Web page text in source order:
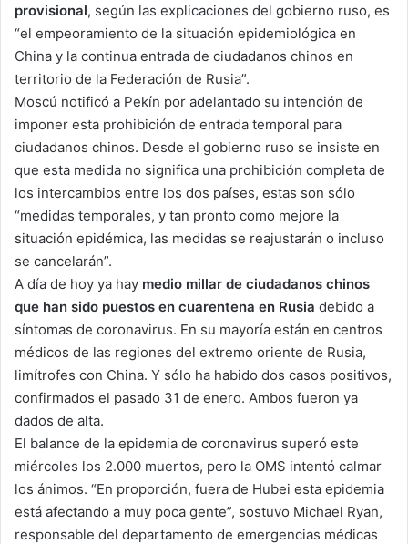
provisional, según las explicaciones del gobierno ruso, es
“el empeoramiento de la situación epidemiológica en
China y la continua entrada de ciudadanos chinos en
territorio de la Federación de Rusia”.
Moscú notificó a Pekín por adelantado su intención de
imponer esta prohibición de entrada temporal para
ciudadanos chinos. Desde el gobierno ruso se insiste en
que esta medida no significa una prohibición completa de
los intercambios entre los dos países, estas son sólo
“medidas temporales, y tan pronto como mejore la
situación epidémica, las medidas se reajustarán o incluso
se cancelarán”.
A día de hoy ya hay medio millar de ciudadanos chinos
que han sido puestos en cuarentena en Rusia debido a
síntomas de coronavirus. En su mayoría están en centros
médicos de las regiones del extremo oriente de Rusia,
limítrofes con China. Y sólo ha habido dos casos positivos,
confirmados el pasado 31 de enero. Ambos fueron ya
dados de alta.
El balance de la epidemia de coronavirus superó este
miércoles los 2.000 muertos, pero la OMS intentó calmar
los ánimos. “En proporción, fuera de Hubei esta epidemia
está afectando a muy poca gente”, sostuvo Michael Ryan,
responsable del departamento de emergencias médicas